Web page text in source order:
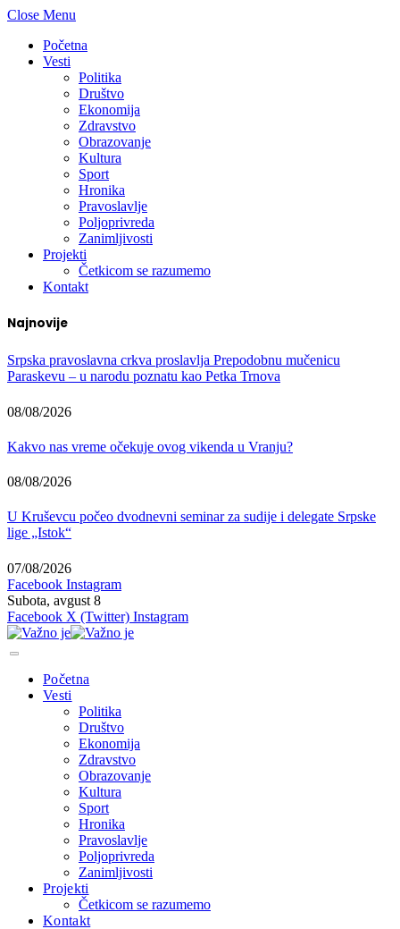
Close Menu
Početna
Vesti
Politika
Društvo
Ekonomija
Zdravstvo
Obrazovanje
Kultura
Sport
Hronika
Pravoslavlje
Poljoprivreda
Zanimljivosti
Projekti
Četkicom se razumemo
Kontakt
Najnovije
Srpska pravoslavna crkva proslavlja Prepodobnu mučenicu
Paraskevu – u narodu poznatu kao Petka Trnova
08/08/2026
Kakvo nas vreme očekuje ovog vikenda u Vranju?
08/08/2026
U Kruševcu počeo dvodnevni seminar za sudije i delegate Srpske
lige „Istok“
07/08/2026
Facebook Instagram
Subota, avgust 8
Facebook X (Twitter) Instagram
Početna
Vesti
Politika
Društvo
Ekonomija
Zdravstvo
Obrazovanje
Kultura
Sport
Hronika
Pravoslavlje
Poljoprivreda
Zanimljivosti
Projekti
Četkicom se razumemo
Kontakt